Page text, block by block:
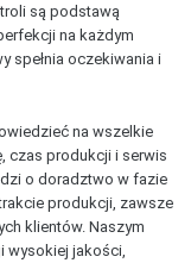
są podstawą
na każdym
spełnia oczekiwania i
na wszelkie
czas produkcji i serwis
o doradztwo w fazie
produkcji, zawsze
klientów. Naszym
wysokiej jakości,